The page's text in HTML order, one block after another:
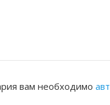
вам необходимо